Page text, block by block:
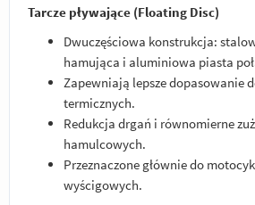
Tarcze pływające (Floating Disc)
Dwuczęściowa konstrukcja:
hamująca i aluminiowa piasta
Zapewniają lepsze dopasowanie
termicznych.
Redukcja drgań i równomierne
hamulcowych.
Przeznaczone głównie do
wyścigowych.